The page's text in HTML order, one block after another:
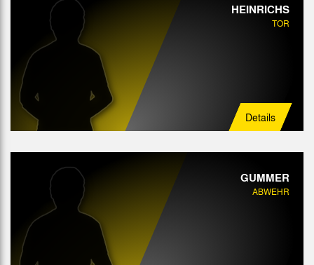
Mittelfeld
Angriff
HEINRICHS
TOR
Details
GUMMER
ABWEHR